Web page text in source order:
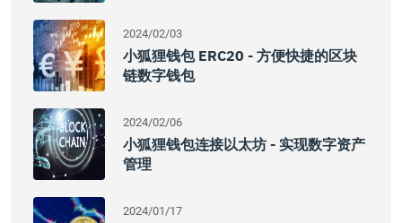
2024/02/03
小狐狸钱包 ERC20 - 方便快捷的区块
链数字钱包
2024/02/06
小狐狸钱包连接以太坊 - 实现数字资产
管理
2024/01/17